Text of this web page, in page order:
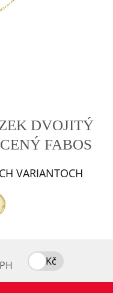
DVOJITÝ
FABOS
VARIANTOCH
Kč